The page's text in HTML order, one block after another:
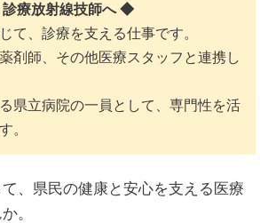
療放射線技師へ ◆
て、診療を支える仕事です。
剤師、その他医療スタッフと連携し
県立病院の一員として、専門性を活
。
、県民の健康と安心を支える医療
。